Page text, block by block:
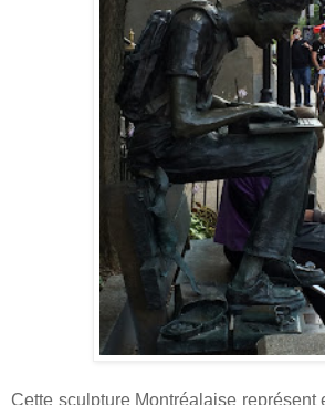
Cette sculpture Montréalaise représent